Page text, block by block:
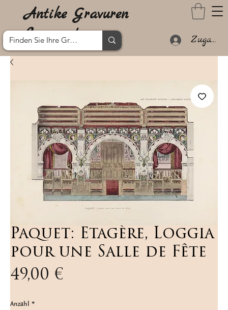
Antike Gravuren
Lanzarote
Zugang
Paquet: Étagère, Loggia
pour une Salle de Fête
49,00 €
Anzahl *